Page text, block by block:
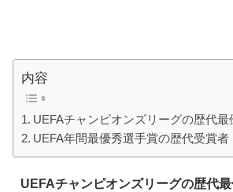
内容
UEFAチャンピオンズリーグの歴代最
UEFA年間最優秀選手賞の歴代受賞者
UEFAチャンピオンズリーグの歴代